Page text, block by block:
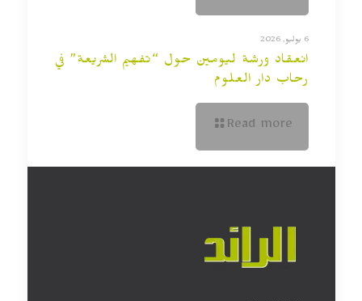
6 يوليو, 2026
انعقاد ورشة ليومين حول “تفهيم الشريعة” في
رحاب دار العلوم
Read more